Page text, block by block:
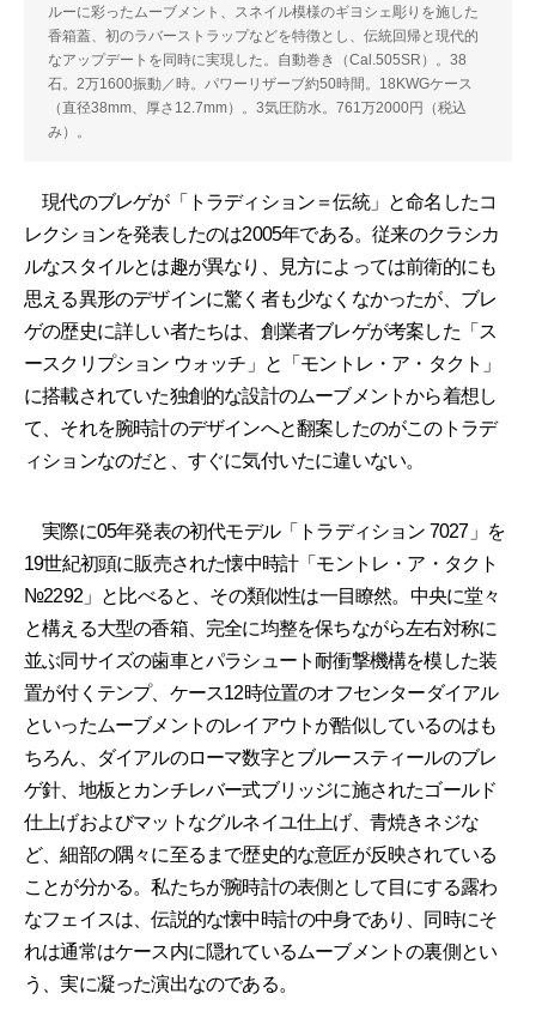
ルーに彩ったムーブメント、スネイル模様のギヨシェ彫りを施した
香箱蓋、初のラバーストラップなどを特徴とし、伝統回帰と現代的
なアップデートを同時に実現した。自動巻き（Cal.505SR）。38
石。2万1600振動／時。パワーリザーブ約50時間。18KWGケース
（直径38mm、厚さ12.7mm）。3気圧防水。761万2000円（税込
み）。
現代のブレゲが「トラディション＝伝統」と命名したコ
レクションを発表したのは2005年である。従来のクラシカ
ルなスタイルとは趣が異なり、見方によっては前衛的にも
思える異形のデザインに驚く者も少なくなかったが、ブレ
ゲの歴史に詳しい者たちは、創業者ブレゲが考案した「ス
ースクリプション ウォッチ」と「モントレ・ア・タクト」
に搭載されていた独創的な設計のムーブメントから着想し
て、それを腕時計のデザインへと翻案したのがこのトラデ
ィションなのだと、すぐに気付いたに違いない。
実際に05年発表の初代モデル「トラディション 7027」を
19世紀初頭に販売された懐中時計「モントレ・ア・タクト
№2292」と比べると、その類似性は一目瞭然。中央に堂々
と構える大型の香箱、完全に均整を保ちながら左右対称に
並ぶ同サイズの歯車とパラシュート耐衝撃機構を模した装
置が付くテンプ、ケース12時位置のオフセンターダイアル
といったムーブメントのレイアウトが酷似しているのはも
ちろん、ダイアルのローマ数字とブルースティールのブレ
ゲ針、地板とカンチレバー式ブリッジに施されたゴールド
仕上げおよびマットなグルネイユ仕上げ、青焼きネジな
ど、細部の隅々に至るまで歴史的な意匠が反映されている
ことが分かる。私たちが腕時計の表側として目にする露わ
なフェイスは、伝説的な懐中時計の中身であり、同時にそ
れは通常はケース内に隠れているムーブメントの裏側とい
う、実に凝った演出なのである。